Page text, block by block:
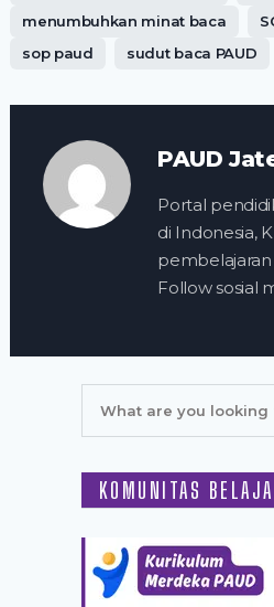
menumbuhkan minat baca
sop paud
sudut baca PAUD
PAUD
Portal
di Indonesia,
Follow sosial
KOMUNITAS